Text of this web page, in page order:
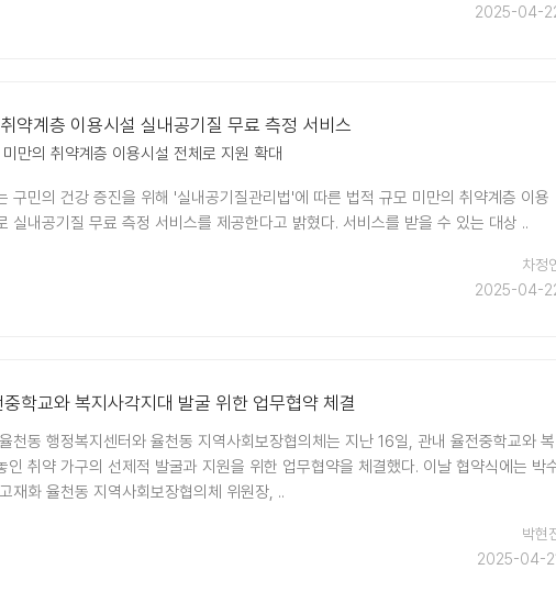
2025-04-
약계층 이용시설 실내공기질 무료 측정 서비스
만의 취약계층 이용시설 전체로 지원 확대
구민의 건강 증진을 위해 '실내공기질관리법'에 따른 법적 규모 미만의 취약계층 이용
실내공기질 무료 측정 서비스를 제공한다고 밝혔다. 서비스를 받을 수 있는 대상 ..
차정
2025-04-
학교와 복지사각지대 발굴 위한 업무협약 체결
천동 행정복지센터와 율천동 지역사회보장협의체는 지난 16일, 관내 율전중학교와 복
인 취약 가구의 선제적 발굴과 지원을 위한 업무협약을 체결했다. 이날 협약식에는 박
재화 율천동 지역사회보장협의체 위원장, ..
박현
2025-04-